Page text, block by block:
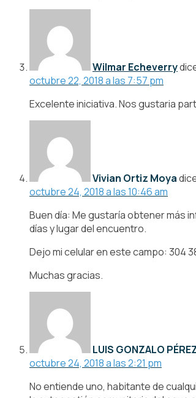
Wilmar Echeverry
octubre 22, 2018 a las 7:57 pm
Excelente iniciativa. Nos gustaria
Vivian Ortiz Moya
octubre 24, 2018 a las 10:46 am
Buen día: Me gustaría obtener más
días y lugar del encuentro.
Dejo mi celular en este campo: 304
Muchas gracias.
LUIS GONZALO
octubre 24, 2018 a las 2:21 pm
No entiende uno, habitante de